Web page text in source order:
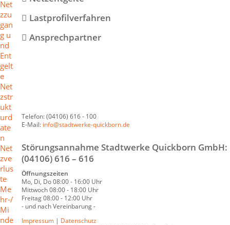
Net
zzu
gan
g u
nd
Ent
gelt
e
Net
zstr
ukt
urd
ate
n
Net
zve
rlus
te
Me
hr-/
Mi
nde
Lastprofilverfahren
Ansprechpartner
Telefon: (04106) 616 - 100
E-Mail: info@stadtwerke-quickborn.de
Störungsannahme Stadtwerke Quickborn GmbH:
(04106) 616 – 616
Öffnungszeiten
Mo, Di, Do 08:00 - 16:00 Uhr
Mittwoch 08:00 - 18:00 Uhr
Freitag 08:00 - 12:00 Uhr
- und nach Vereinbarung -
Impressum| Datenschutz